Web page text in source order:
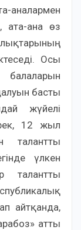
аналармен
ата-ана өз
Осы
балаларын
басты
жүйелі
12 жыл
талантты
үлкен
талантты
айтқанда,
атты